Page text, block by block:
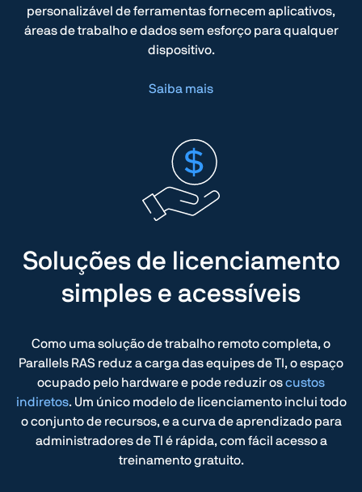
personalizável de ferramentas fornecem aplicativos,
áreas de trabalho e dados sem esforço para qualquer
dispositivo.
Saiba mais
Soluções de licenciamento
simples e acessíveis
Como uma solução de trabalho remoto completa, o
Parallels RAS reduz a carga das equipes de TI, o espaço
ocupado pelo hardware e pode reduzir oscustos
indiretos. Um único modelo de licenciamento inclui todo
o conjunto de recursos, e a curva de aprendizado para
administradores de TI é rápida, com fácil acesso a
treinamento gratuito.